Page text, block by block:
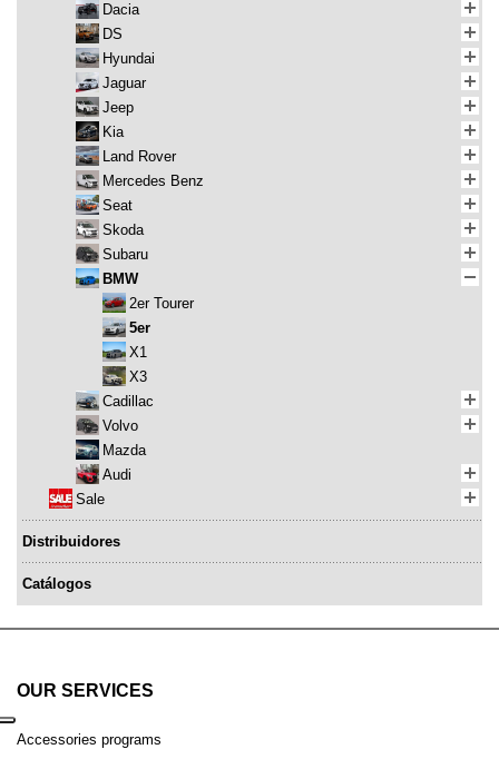
Dacia
DS
Hyundai
Jaguar
Jeep
Kia
Land Rover
Mercedes Benz
Seat
Skoda
Subaru
BMW
2er Tourer
5er
X1
X3
Cadillac
Volvo
Mazda
Audi
Sale
Distribuidores
Catálogos
OUR SERVICES
Accessories programs